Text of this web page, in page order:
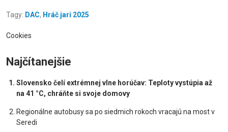
Tagy: DAC, Hráč jari 2025
Cookies
Najčítanejšie
Slovensko čelí extrémnej vlne horúčav: Teploty vystúpia až
na 41 °C, chráňte si svoje domovy
Regionálne autobusy sa po siedmich rokoch vracajú na most v
Seredi